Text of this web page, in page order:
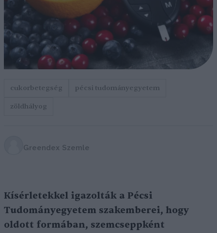
cukorbetegség
pécsi tudományegyetem
zöldhályog
Greendex Szemle
Kísérletekkel igazolták a Pécsi
Tudományegyetem szakemberei, hogy
oldott formában, szemcseppként